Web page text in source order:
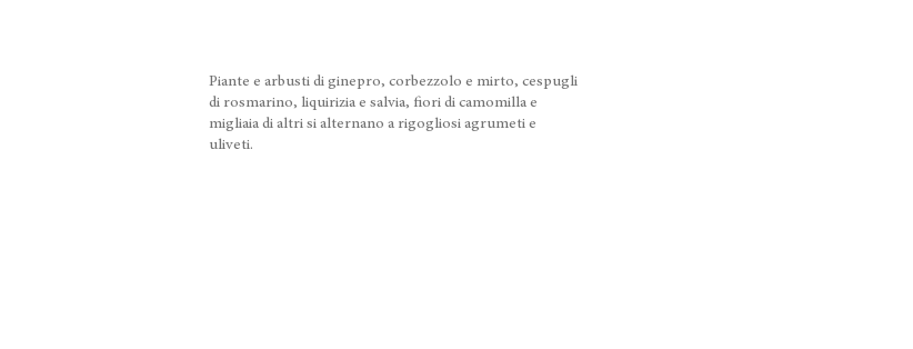
Piante e arbusti di ginepro, corbezzolo e mirto, cespugli
di rosmarino, liquirizia e salvia, fiori di camomilla e
migliaia di altri si alternano a rigogliosi agrumeti e
uliveti.